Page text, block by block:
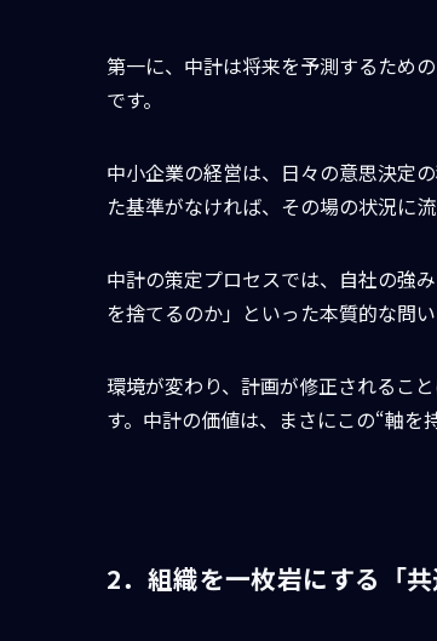
第一に、中計は将来を予測するため
です。
中小企業の経営は、日々の意思決定
た基準がなければ、その場の状況に
中計の策定プロセスでは、自社の強
を捨てるのか」といった本質的な問
環境が変わり、計画が修正されるこ
す。中計の価値は、まさにこの“軸を
2．組織を一枚岩にする「共